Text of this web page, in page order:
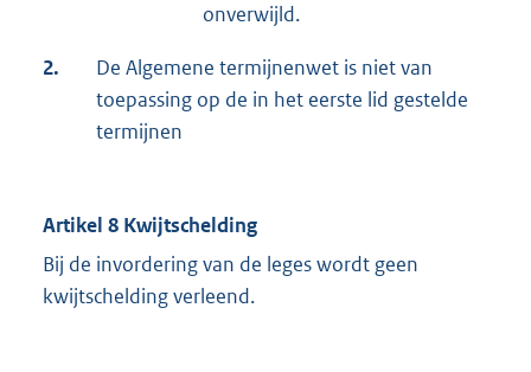
onverwijld.
2.
De Algemene termijnenwet is niet van
toepassing op de in het eerste lid gestelde
termijnen
Artikel 8 Kwijtschelding
Bij de invordering van de leges wordt geen
kwijtschelding verleend.